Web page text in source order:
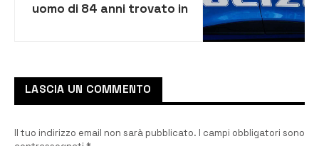
uomo di 84 anni trovato in
LASCIA UN COMMENTO
Il tuo indirizzo email non sarà pubblicato. I campi obbligatori sono